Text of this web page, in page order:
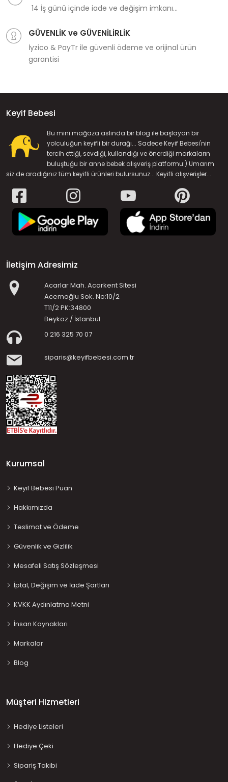
14 İş günü içinde iade ve değişim imkanı...
GÜVENLİK ve GÜVENİLİRLİK
İyzico & PayTr ile güvenli ödeme ve orijinal ürün
garantisi
Keyif Bebesi
Bu mini mağaza aslında bir blog ile başlayan bir
yolculuğun keyifli bir durağı... Sadece Keyif Bebesi'nin
tercih ettiği, sevdiği, kullandığı ve önerdiği markaların
buluştuğu bir anne bebek alışveriş platformu:) Umarım
siz de aradığınız tüm keyifli ürünleri bulursunuz... Keyifli alışverişler...
İletişim Adresimiz
Acarlar Mah. Acarkent Sitesi
Acemoğlu Sok. No:10/2
T11/2 PK:34800
Beykoz / İstanbul
0 216 325 70 07
siparis@keyifbebesi.com.tr
Kurumsal
Keyif Bebesi Puan
Hakkımızda
Teslimat ve Ödeme
Güvenlik ve Gizlilik
Mesafeli Satış Sözleşmesi
İptal, Değişim ve İade Şartları
KVKK Aydınlatma Metni
İnsan Kaynakları
Markalar
Blog
Müşteri Hizmetleri
Hediye Listeleri
Hediye Çeki
Sipariş Takibi